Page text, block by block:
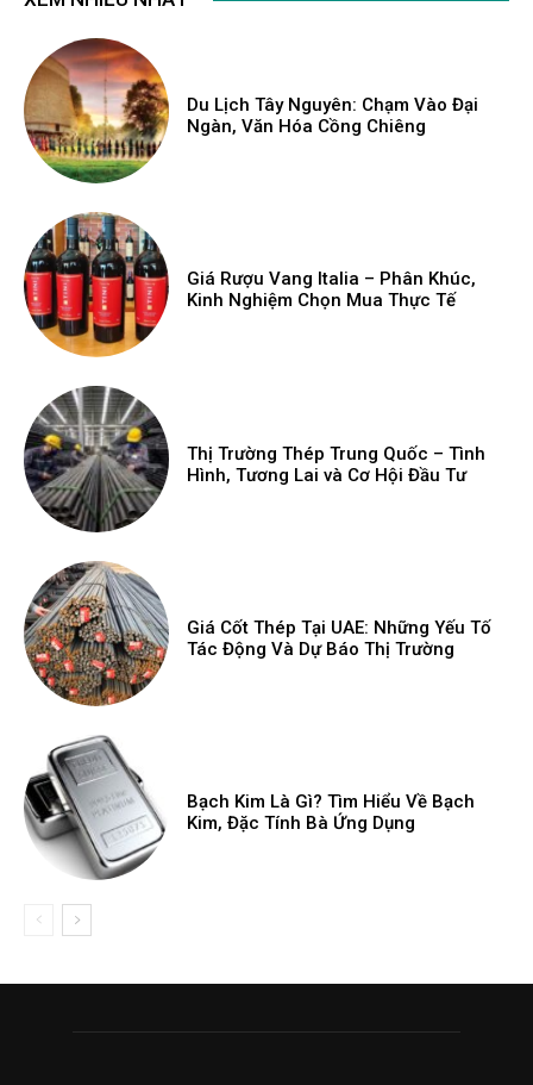
Du Lịch Tây Nguyên: Chạm Vào Đại
Ngàn, Văn Hóa Cồng Chiêng
Giá Rượu Vang Italia – Phân Khúc,
Kinh Nghiệm Chọn Mua Thực Tế
Thị Trường Thép Trung Quốc – Tình
Hình, Tương Lai và Cơ Hội Đầu Tư
Giá Cốt Thép Tại UAE: Những Yếu Tố
Tác Động Và Dự Báo Thị Trường
Bạch Kim Là Gì? Tìm Hiểu Về Bạch
Kim, Đặc Tính Bà Ứng Dụng